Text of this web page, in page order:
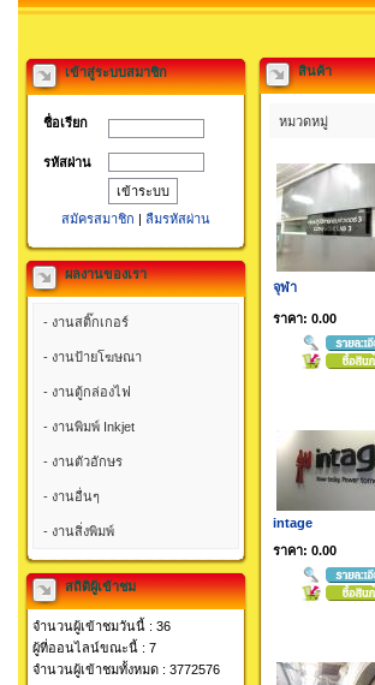
เข้าสู่ระบบสมาชิก
ชื่อเรียก
รหัสผ่าน
สมัครสมาชิก | ลืมรหัสผ่าน
ผลงานของเรา
- งานสติ๊กเกอร์
- งานป้ายโฆษณา
- งานตู้กล่องไฟ
- งานพิมพ์ Inkjet
- งานตัวอักษร
- งานอื่นๆ
- งานสิ่งพิมพ์
สถิติผู้เข้าชม
จำนวนผู้เข้าชมวันนี้ : 36
ผู้ที่ออนไลน์ขณะนี้ : 7
จำนวนผู้เข้าชมทั้งหมด : 3772576
สินค้า
หมวดหมู่
จุฬา
ราคา: 0.00
intage
ราคา: 0.00